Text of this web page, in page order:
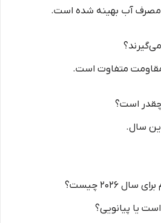
مصرف آب بهینه شده است.
متفاوت است.
سال.